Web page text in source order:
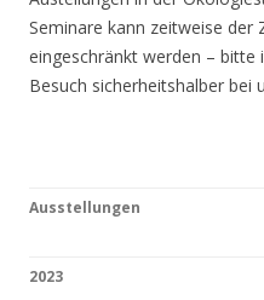
Seminare kann zeitweise der
eingeschränkt werden – bitte
Besuch sicherheitshalber bei
Ausstellungen
2023